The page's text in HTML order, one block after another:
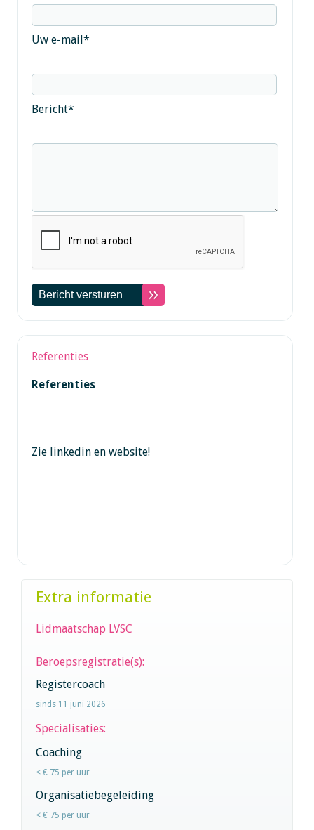
Uw e-mail*
Bericht*
Referenties
Referenties
Zie linkedin en website!
Extra informatie
Lidmaatschap LVSC
Beroepsregistratie(s):
Registercoach
sinds 11 juni 2026
Specialisaties:
Coaching
< € 75 per uur
Organisatiebegeleiding
< € 75 per uur